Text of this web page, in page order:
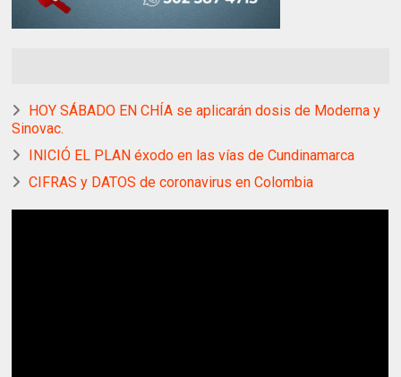
HOY SÁBADO EN CHÍA se aplicarán dosis de Moderna y
Sinovac.
INICIÓ EL PLAN éxodo en las vías de Cundinamarca
CIFRAS y DATOS de coronavirus en Colombia